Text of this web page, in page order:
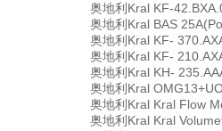
奥地利Kral KF-
奥地利Kral BAS
奥地利Kral KF-
奥地利Kral KF-
奥地利Kral KH-
奥地利Kral
奥地利Kral Kral Flow
奥地利Kral Kral